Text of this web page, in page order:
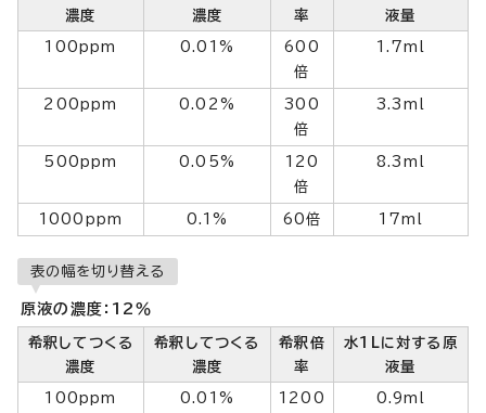
濃度
濃度
率
液量
100ppm 0.01%
600
倍
1.7ml
200ppm 0.02%
300
倍
3.3ml
500ppm 0.05%
120
倍
8.3ml
1000ppm 0.1% 60倍 17ml
表の幅を切り替える
原液の濃度：12％
希釈してつくる
濃度
希釈してつくる
濃度
希釈倍
率
水1Lに対する原
液量
100ppm 0.01%
1200
0.9ml